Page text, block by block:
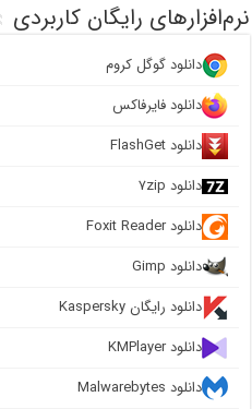
نرم‌افزارهای رایگان کاربردی
دانلود گوگل کروم
دانلود فایرفاکس
دانلود FlashGet
دانلود ۷zip
دانلود Foxit Reader
دانلود Gimp
دانلود رایگان Kaspersky
دانلود KMPlayer
دانلود Malwarebytes